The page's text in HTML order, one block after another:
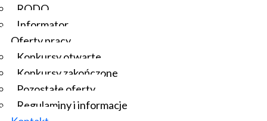
RODO
Informator
Oferty pracy
Konkursy otwarte
Konkursy zakończone
Pozostałe oferty
Regulaminy i informacje